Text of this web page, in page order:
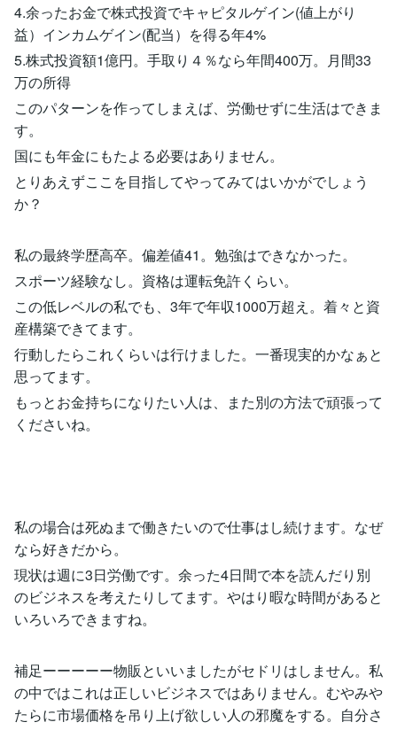
4.余ったお金で株式投資でキャピタルゲイン(値上がり
益）インカムゲイン(配当）を得る年4%
5.株式投資額1億円。手取り４％なら年間400万。月間33
万の所得
このパターンを作ってしまえば、労働せずに生活はできま
す。
国にも年金にもたよる必要はありません。
とりあえずここを目指してやってみてはいかがでしょう
か？
私の最終学歴高卒。偏差値41。勉強はできなかった。
スポーツ経験なし。資格は運転免許くらい。
この低レベルの私でも、3年で年収1000万超え。着々と資
産構築できてます。
行動したらこれくらいは行けました。一番現実的かなぁと
思ってます。
もっとお金持ちになりたい人は、また別の方法で頑張って
くださいね。
私の場合は死ぬまで働きたいので仕事はし続けます。なぜ
なら好きだから。
現状は週に3日労働です。余った4日間で本を読んだり別
のビジネスを考えたりしてます。やはり暇な時間があると
いろいろできますね。
補足ーーーーー物販といいましたがセドリはしません。私
の中ではこれは正しいビジネスではありません。むやみや
たらに市場価格を吊り上げ欲しい人の邪魔をする。自分さ